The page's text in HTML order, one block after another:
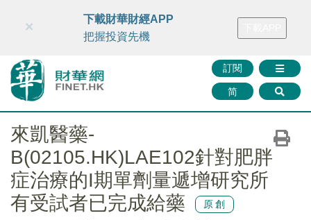
財華智庫網 FINTV FINMETA 財華證券 媒體矩陣
訂閱
简
×
下載財華財經APP
把握投資先機
來凱醫藥-
B(02105.HK)LAE102針對肥胖
症治療的I期單劑量遞增研究所
有受試者已完成給藥
原創